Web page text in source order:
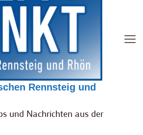
Rennsteig und
und Nachrichten aus der